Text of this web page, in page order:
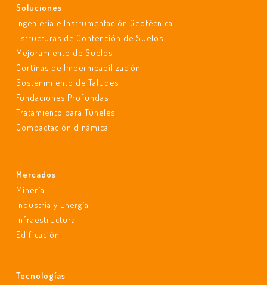
Soluciones
Ingeniería e Instrumentación Geotécnica
Estructuras de Contención de Suelos
Mejoramiento de Suelos
Cortinas de Impermeabilización
Sostenimiento de Taludes
Fundaciones Profundas
Tratamiento para Túneles
Compactación dinámica
Mercados
Minería
Industria y Energía
Infraestructura
Edificación
Tecnologías